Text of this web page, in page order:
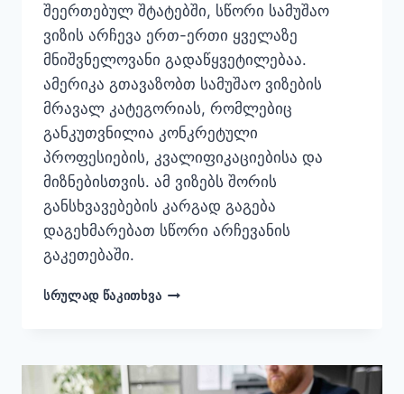
შეერთებულ შტატებში, სწორი სამუშაო
ვიზის არჩევა ერთ-ერთი ყველაზე
მნიშვნელოვანი გადაწყვეტილებაა.
ამერიკა გთავაზობთ სამუშაო ვიზების
მრავალ კატეგორიას, რომლებიც
განკუთვნილია კონკრეტული
პროფესიების, კვალიფიკაციებისა და
მიზნებისთვის. ამ ვიზებს შორის
განსხვავებების კარგად გაგება
დაგეხმარებათ სწორი არჩევანის
გაკეთებაში.
ᲡᲠᲣᲚᲐᲓ ᲬᲐᲙᲘᲗᲮᲕᲐ USA
WHICH
VISA